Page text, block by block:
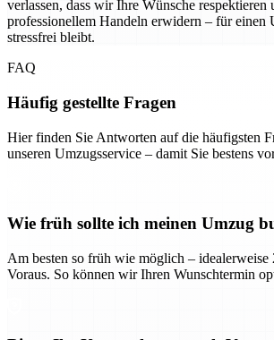
verlassen, dass wir Ihre Wünsche
professionellem Handeln erwidern – für einen
stressfrei bleibt.
FAQ
Häufig gestellte Fragen
Hier finden Sie Antworten auf die häufigsten
unseren Umzugsservice – damit Sie bestens
Wie früh sollte ich meinen Umzug
Am besten so früh wie möglich – idealerweise
Voraus. So können wir Ihren Wunschtermin